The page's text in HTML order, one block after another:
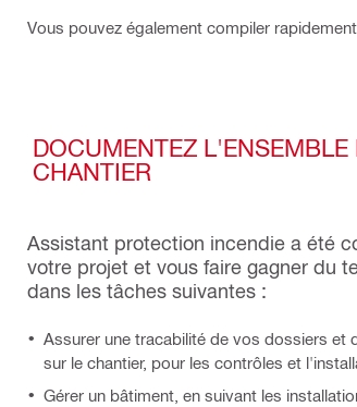
Vous pouvez également compiler
DOCUMENTEZ
CHANTIER
Assistant protection incendie a été
votre projet et vous faire gagner du
dans les tâches suivantes :
Assurer une tracabilité de vos dossiers et
sur le chantier, pour les contrôles et
Gérer un bâtiment, en suivant les